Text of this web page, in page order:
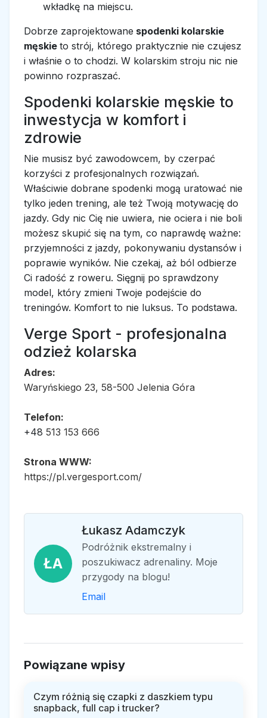
wkładkę na miejscu.
Dobrze zaprojektowane spodenki kolarskie
męskie to strój, którego praktycznie nie czujesz
i właśnie o to chodzi. W kolarskim stroju nic nie
powinno rozpraszać.
Spodenki kolarskie męskie to
inwestycja w komfort i
zdrowie
Nie musisz być zawodowcem, by czerpać
korzyści z profesjonalnych rozwiązań.
Właściwie dobrane spodenki mogą uratować nie
tylko jeden trening, ale też Twoją motywację do
jazdy. Gdy nic Cię nie uwiera, nie ociera i nie boli
możesz skupić się na tym, co naprawdę ważne:
przyjemności z jazdy, pokonywaniu dystansów i
poprawie wyników. Nie czekaj, aż ból odbierze
Ci radość z roweru. Sięgnij po sprawdzony
model, który zmieni Twoje podejście do
treningów. Komfort to nie luksus. To podstawa.
Verge Sport - profesjonalna
odzież kolarska
Adres:
Waryńskiego 23, 58-500 Jelenia Góra
Telefon:
+48 513 153 666
Strona WWW:
https://pl.vergesport.com/
ŁA
Łukasz Adamczyk
Podróżnik ekstremalny i
poszukiwacz adrenaliny. Moje
przygody na blogu!
Email
Powiązane wpisy
Czym różnią się czapki z daszkiem typu
snapback, full cap i trucker?